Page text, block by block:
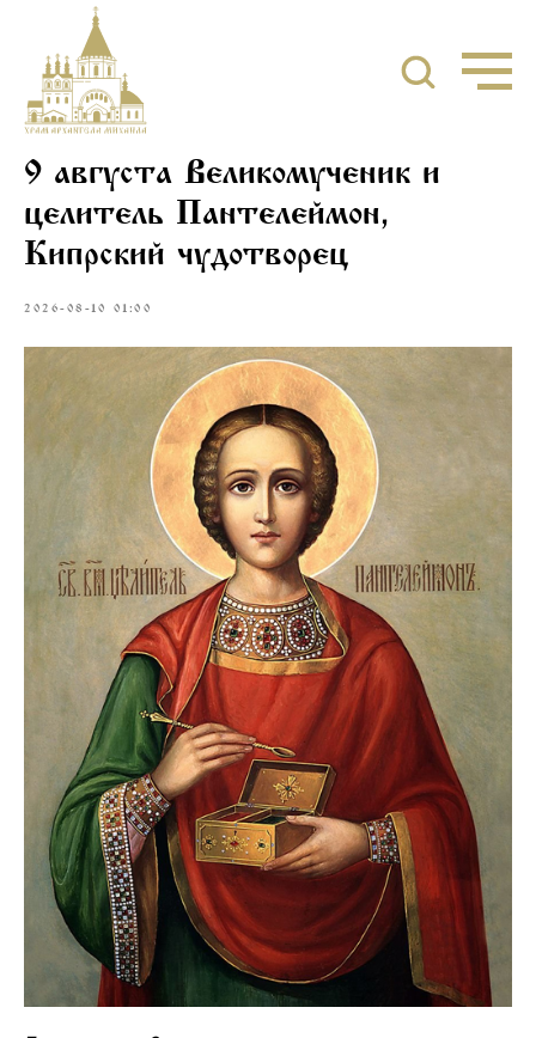
9 августа Великомученик и
целитель Пантелеймон,
Кипрский чудотворец
2026-08-10 01:00